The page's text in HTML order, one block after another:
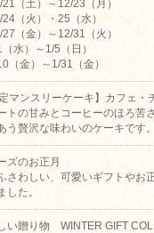
（土）～12/23（月）
（火）・25（水）
（金）～12/31（火）
水）～1/5（日）
（金）～1/31（金）
マンスリーケーキ】カフェ・
トの甘みとコーヒーのほろ苦
う贅沢な味わいのケーキです
ズのお正月
さわしい、可愛いギフトやお
した。
い贈り物 WINTER GIFT